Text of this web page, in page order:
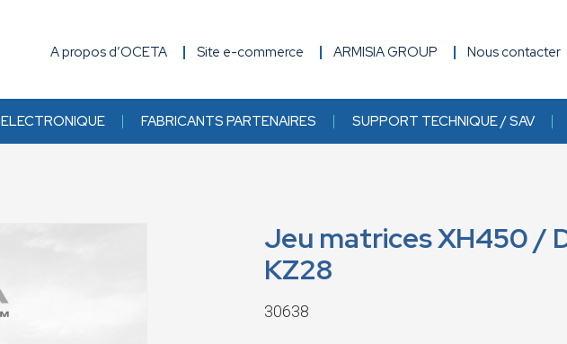
A propos d’OCETA Site e-commerce ARMISIA GROUP Nous contacter
ELECTRONIQUE FABRICANTS PARTENAIRES SUPPORT TECHNIQUE / SAV
Jeu matrices XH450 /
KZ28
30638